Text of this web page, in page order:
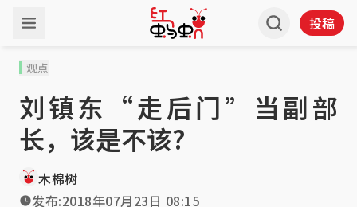
投稿
观点
刘镇东“走后门”当副部
长，该是不该?
木棉树
发布:2018年07月23日 08:15